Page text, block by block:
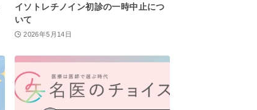
イソトレチノイン初診の一時中止につ
いて
2026年5月14日